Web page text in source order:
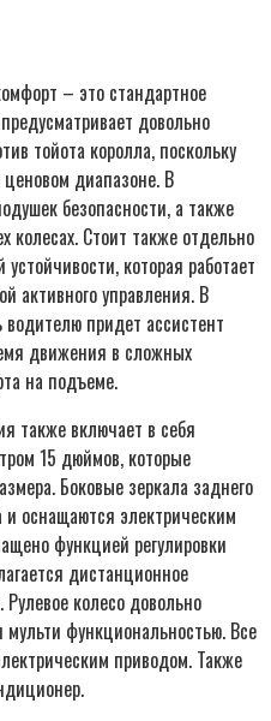
– это стандартное
довольно
тойота королла, поскольку
диапазоне. В
безопасности, а также
колесах. Стоит также отдельно
которая работает
активного управления. В
придет ассистент
движения в сложных
на подъеме.
также включает в себя
15 дюймов, которые
Боковые зеркала заднего
оснащаются электрическим
функцией регулировки
дистанционное
колесо довольно
мульти функциональностью. Все
приводом. Также